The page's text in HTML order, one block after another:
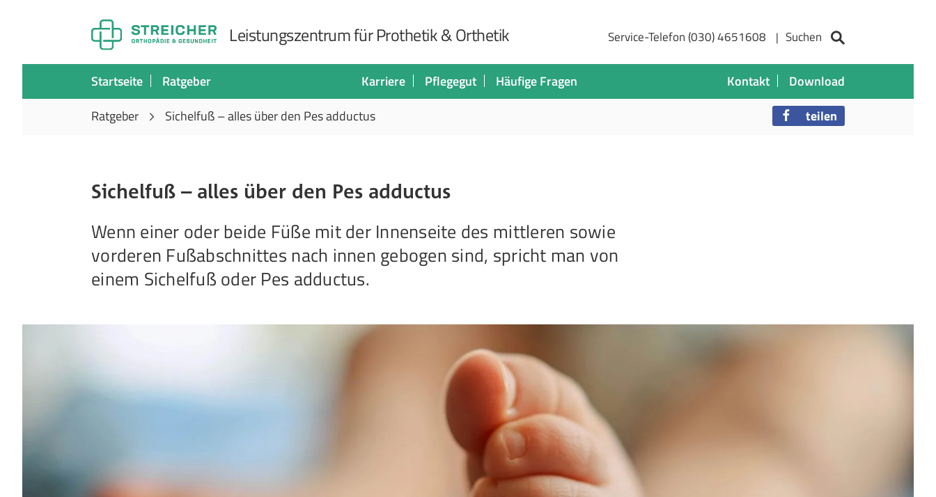
Leistungszentrum für Prothetik & Orthetik Service-Telefon (030) 4651608 Suchen
Startseite Ratgeber Karriere Pflegegut Häufige Fragen Kontakt
Download
Ratgeber
Sichelfuß – alles über den Pes adductus teilen
Sichelfuß – alles über den Pes adductus
Wenn einer oder beide Füße mit der Innenseite des mittleren sowie
vorderen Fußabschnittes nach innen gebogen sind, spricht man von
einem Sichelfuß oder Pes adductus.